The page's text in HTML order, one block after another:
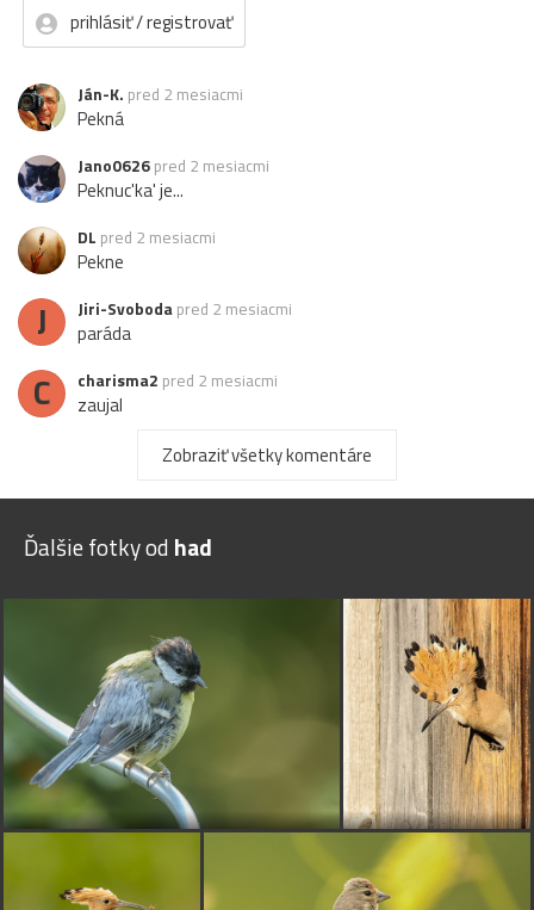
prihlásiť / registrovať
Ján-K. pred 2 mesiacmi
Pekná
Jano0626 pred 2 mesiacmi
Peknuc'ka' je...
DL pred 2 mesiacmi
Pekne
J Jiri-Svoboda pred 2 mesiacmi
paráda
C charisma2 pred 2 mesiacmi
zaujal
Zobraziť všetky komentáre
Ďalšie fotky od had